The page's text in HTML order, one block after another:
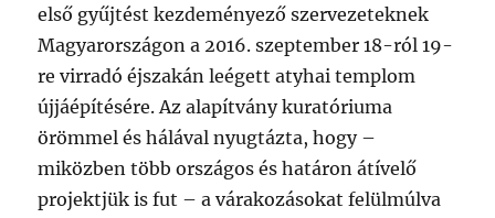
első gyűjtést kezdeményező szervezeteknek
Magyarországon a 2016. szeptember 18-ról 19-
re virradó éjszakán leégett atyhai templom
újjáépítésére. Az alapítvány kuratóriuma
örömmel és hálával nyugtázta, hogy –
miközben több országos és határon átívelő
projektjük is fut – a várakozásokat felülmúlva